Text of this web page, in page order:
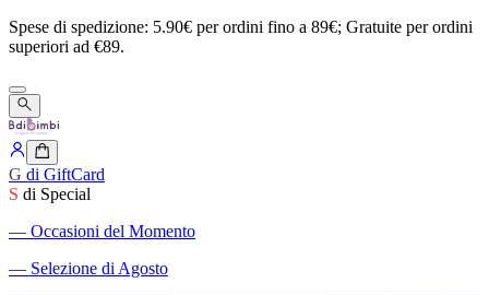
Spese di spedizione: 5.90€ perordini fino a 89€; Gratuite perordini
superiori ad €89.
G di GiftCard
S di Special
― Occasioni del Momento
― Selezione di Agosto